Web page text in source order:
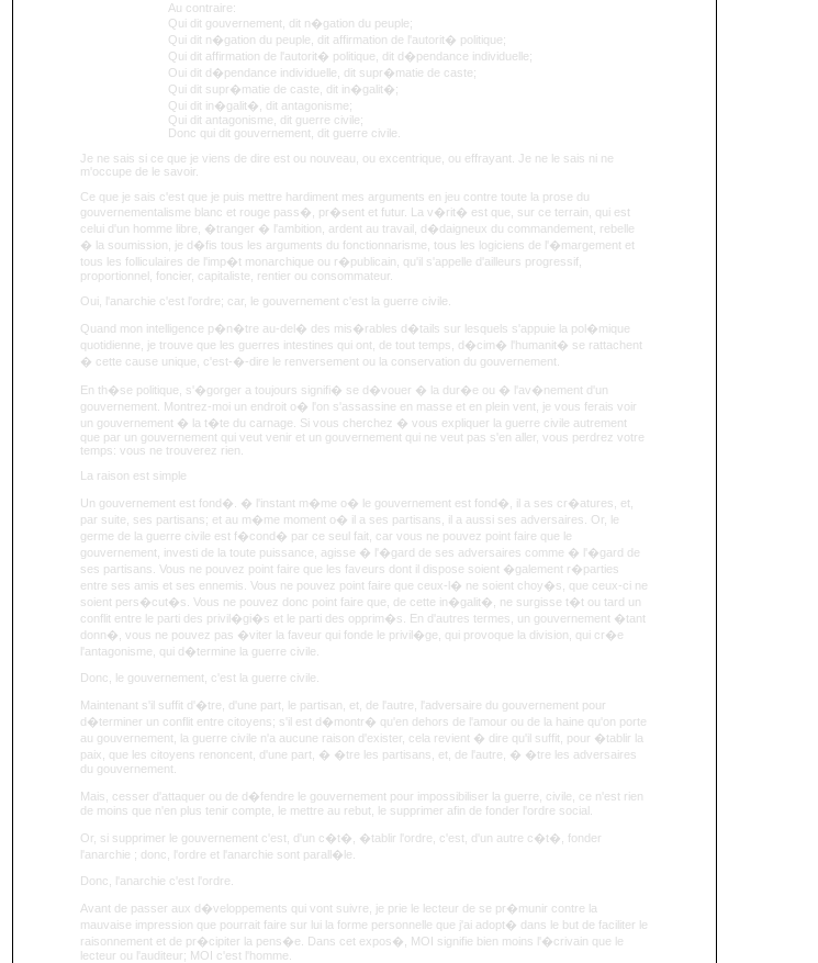
Au contraire:
Qui dit gouvernement, dit n�gation du peuple;
Qui dit n�gation du peuple, dit affirmation de l'autorit� politique;
Qui dit affirmation de l'autorit� politique, dit d�pendance individuelle;
Oui dit d�pendance individuelle, dit supr�matie de caste;
Qui dit supr�matie de caste, dit in�galit�;
Qui dit in�galit�, dit antagonisme;
Qui dit antagonisme, dit guerre civile;
Donc qui dit gouvernement, dit guerre civile.
Je ne sais si ce que je viens de dire est ou nouveau, ou excentrique, ou effrayant. Je ne le sais ni ne
m'occupe de le savoir.
Ce que je sais c'est que je puis mettre hardiment mes arguments en jeu contre toute la prose du
gouvernementalisme blanc et rouge pass�, pr�sent et futur. La v�rit� est que, sur ce terrain, qui est
celui d'un homme libre, �tranger � l'ambition, ardent au travail, d�daigneux du commandement, rebelle
� la soumission, je d�fis tous les arguments du fonctionnarisme, tous les logiciens de l'�margement et
tous les folliculaires de l'imp�t monarchique ou r�publicain, qu'il s'appelle d'ailleurs progressif,
proportionnel, foncier, capitaliste, rentier ou consommateur.
Oui, l'anarchie c'est l'ordre; car, le gouvernement c'est la guerre civile.
Quand mon intelligence p�n�tre au-del� des mis�rables d�tails sur lesquels s'appuie la pol�mique
quotidienne, je trouve que les guerres intestines qui ont, de tout temps, d�cim� l'humanit� se rattachent
� cette cause unique, c'est-�-dire le renversement ou la conservation du gouvernement.
En th�se politique, s'�gorger a toujours signifi� se d�vouer � la dur�e ou � l'av�nement d'un
gouvernement. Montrez-moi un endroit o� l'on s'assassine en masse et en plein vent, je vous ferais voir
un gouvernement � la t�te du carnage. Si vous cherchez � vous expliquer la guerre civile autrement
que par un gouvernement qui veut venir et un gouvernement qui ne veut pas s'en aller, vous perdrez votre
temps: vous ne trouverez rien.
La raison est simple
Un gouvernement est fond�. � l'instant m�me o� le gouvernement est fond�, il a ses cr�atures, et,
par suite, ses partisans; et au m�me moment o� il a ses partisans, il a aussi ses adversaires. Or, le
germe de la guerre civile est f�cond� par ce seul fait, car vous ne pouvez point faire que le
gouvernement, investi de la toute puissance, agisse � l'�gard de ses adversaires comme � l'�gard de
ses partisans. Vous ne pouvez point faire que les faveurs dont il dispose soient �galement r�parties
entre ses amis et ses ennemis. Vous ne pouvez point faire que ceux-l� ne soient choy�s, que ceux-ci ne
soient pers�cut�s. Vous ne pouvez donc point faire que, de cette in�galit�, ne surgisse t�t ou tard un
conflit entre le parti des privil�gi�s et le parti des opprim�s. En d'autres termes, un gouvernement �tant
donn�, vous ne pouvez pas �viter la faveur qui fonde le privil�ge, qui provoque la division, qui cr�e
l'antagonisme, qui d�termine la guerre civile.
Donc, le gouvernement, c'est la guerre civile.
Maintenant s'il suffit d'�tre, d'une part, le partisan, et, de l'autre, l'adversaire du gouvernement pour
d�terminer un conflit entre citoyens; s'il est d�montr� qu'en dehors de l'amour ou de la haine qu'on porte
au gouvernement, la guerre civile n'a aucune raison d'exister, cela revient � dire qu'il suffit, pour �tablir la
paix, que les citoyens renoncent, d'une part, � �tre les partisans, et, de l'autre, � �tre les adversaires
du gouvernement.
Mais, cesser d'attaquer ou de d�fendre le gouvernement pour impossibiliser la guerre, civile, ce n'est rien
de moins que n'en plus tenir compte, le mettre au rebut, le supprimer afin de fonder l'ordre social.
Or, si supprimer le gouvernement c'est, d'un c�t�, �tablir l'ordre, c'est, d'un autre c�t�, fonder
l'anarchie ; donc, l'ordre et l'anarchie sont parall�le.
Donc, l'anarchie c'est l'ordre.
Avant de passer aux d�veloppements qui vont suivre, je prie le lecteur de se pr�munir contre la
mauvaise impression que pourrait faire sur lui la forme personnelle que j'ai adopt� dans le but de faciliter le
raisonnement et de pr�cipiter la pens�e. Dans cet expos�, MOI signifie bien moins l'�crivain que le
lecteur ou l'auditeur; MOI c'est l'homme.